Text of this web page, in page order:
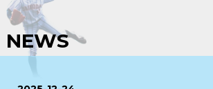
NEWS